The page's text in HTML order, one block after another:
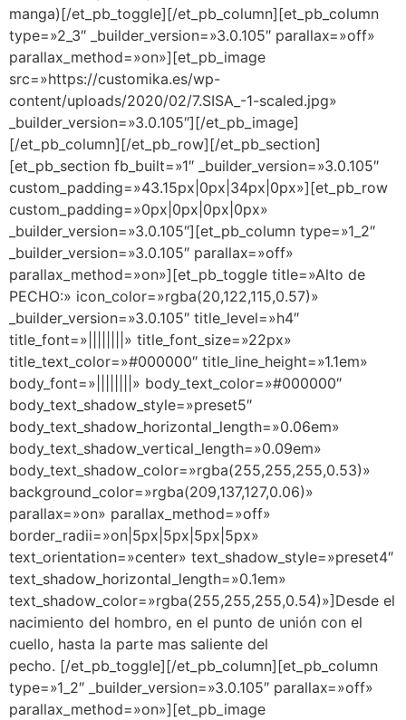
manga)[/et_pb_toggle][/et_pb_column][et_pb_column
type=»2_3″ _builder_version=»3.0.105″ parallax=»off»
parallax_method=»on»][et_pb_image
src=»https://customika.es/wp-
content/uploads/2020/02/7.SISA_-1-scaled.jpg»
_builder_version=»3.0.105″][/et_pb_image]
[/et_pb_column][/et_pb_row][/et_pb_section]
[et_pb_section fb_built=»1″ _builder_version=»3.0.105″
custom_padding=»43.15px|0px|34px|0px»][et_pb_row
custom_padding=»0px|0px|0px|0px»
_builder_version=»3.0.105″][et_pb_column type=»1_2″
_builder_version=»3.0.105″ parallax=»off»
parallax_method=»on»][et_pb_toggle title=»Alto de
PECHO:» icon_color=»rgba(20,122,115,0.57)»
_builder_version=»3.0.105″ title_level=»h4″
title_font=»||||||||» title_font_size=»22px»
title_text_color=»#000000″ title_line_height=»1.1em»
body_font=»||||||||» body_text_color=»#000000″
body_text_shadow_style=»preset5″
body_text_shadow_horizontal_length=»0.06em»
body_text_shadow_vertical_length=»0.09em»
body_text_shadow_color=»rgba(255,255,255,0.53)»
background_color=»rgba(209,137,127,0.06)»
parallax=»on» parallax_method=»off»
border_radii=»on|5px|5px|5px|5px»
text_orientation=»center» text_shadow_style=»preset4″
text_shadow_horizontal_length=»0.1em»
text_shadow_color=»rgba(255,255,255,0.54)»] Desde el
nacimiento del hombro, en el punto de unión con el
cuello, hasta la parte mas saliente del
pecho. [/et_pb_toggle][/et_pb_column][et_pb_column
type=»1_2″ _builder_version=»3.0.105″ parallax=»off»
parallax_method=»on»][et_pb_image